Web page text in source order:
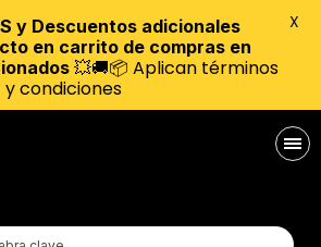
y Descuentos adicionales
en carrito de compras en
💥🚚📦 Aplican términos
y condiciones
X